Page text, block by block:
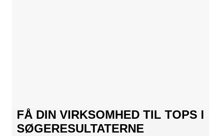
FÅ DIN VIRKSOMHED TIL TOPS I
SØGERESULTATERNE